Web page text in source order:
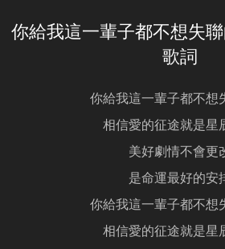
你給我這一輩子都不想失
歌詞
你給我這一輩子都不想
相信愛的征途就是星
美好劇情不會更
是命運最好的安
你給我這一輩子都不想
相信愛的征途就是星